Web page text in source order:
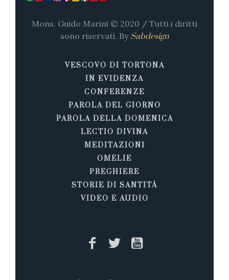
Mons. Guido Marini © 2020 / Tutti i diritti
sono riservati. By Sabdesign
VESCOVO DI TORTONA
IN EVIDENZA
CONFERENZE
PAROLA DEL GIORNO
PAROLA DELLA DOMENICA
LECTIO DIVINA
MEDITAZIONI
OMELIE
PREGHIERE
STORIE DI SANTITÀ
VIDEO E AUDIO